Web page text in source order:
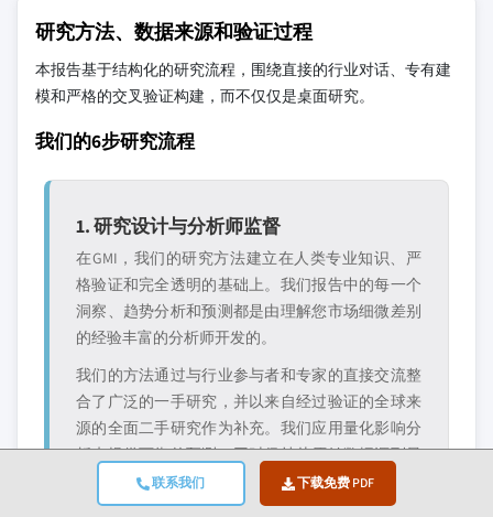
联系我们 下载免费 PDF
研究方法、数据来源和验证过程
本报告基于结构化的研究流程，围绕直接的行业对话、专有建
模和严格的交叉验证构建，而不仅仅是桌面研究。
我们的6步研究流程
1. 研究设计与分析师监督
在GMI，我们的研究方法建立在人类专业知识、严
格验证和完全透明的基础上。我们报告中的每一个
洞察、趋势分析和预测都是由理解您市场细微差别
的经验丰富的分析师开发的。
我们的方法通过与行业参与者和专家的直接交流整
合了广泛的一手研究，并以来自经过验证的全球来
源的全面二手研究作为补充。我们应用量化影响分
析来提供可靠的预测，同时保持从原始数据源到最
终洞察的完全可追溯性。